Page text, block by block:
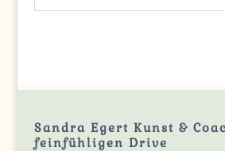
Sandra Egert Kunst &
feinfühligen Drive